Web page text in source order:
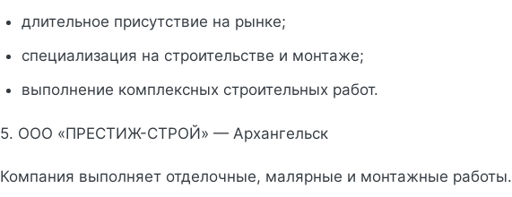
длительное присутствие на рынке;
специализация на строительстве и монтаже;
выполнение комплексных строительных работ.
5. ООО «ПРЕСТИЖ-СТРОЙ» — Архангельск
Компания выполняет отделочные, малярные и монтажные работы.